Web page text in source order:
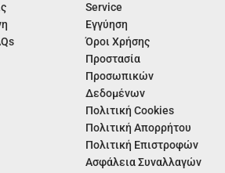
Service
Εγγύηση
Όροι Χρήσης
Προστασία
Προσωπικών
Δεδομένων
Πολιτική Cookies
Πολιτική Απορρήτου
Πολιτική Επιστροφών
Ασφάλεια Συναλλαγών